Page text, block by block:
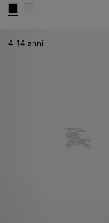
4-14 anni